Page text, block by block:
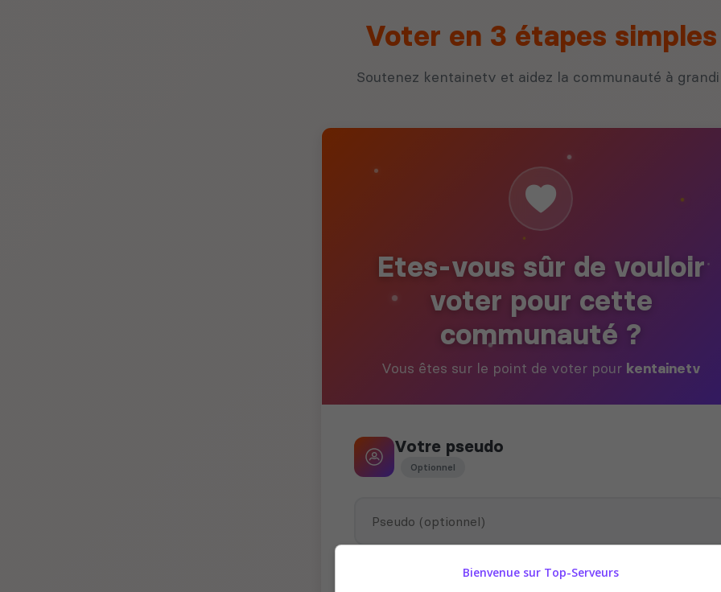
Voter en 3 étapes simples
Soutenez kentainetv et aidez la communauté à
Etes-vous sûr de vouloir
voter pour cette
communauté ?
Vous êtes sur le point de voter pour kentainetv
Votre pseudo
Optionnel
attribuer des récompenses en jeuBienvenue sur Top-Serveurs